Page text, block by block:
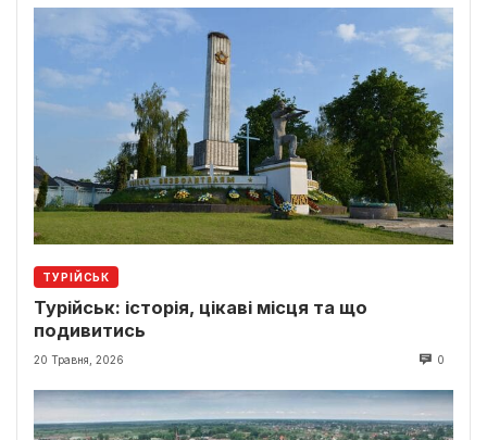
ТУРІЙСЬК
Турійськ: історія, цікаві місця та що
подивитись
20 Травня, 2026 0